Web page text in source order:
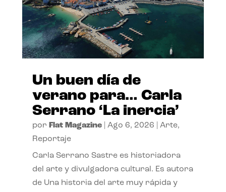
Un buen día de
verano para… Carla
Serrano ‘La inercia’
por Flat Magazine| Ago 6, 2026 Arte,
Reportaje
Carla Serrano Sastre es historiadora
del arte y divulgadora cultural. Es autora
de Una historia del arte muy rápida y